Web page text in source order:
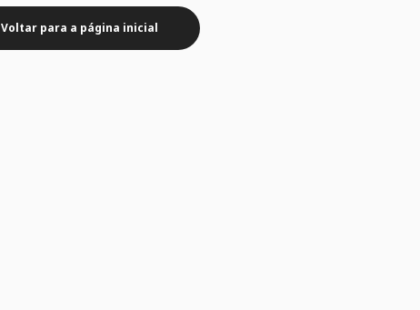
Voltar para a página inicial